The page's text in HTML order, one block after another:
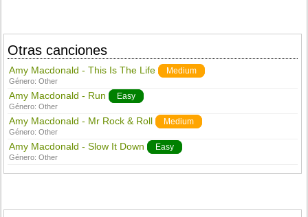
Otras canciones
Amy Macdonald - This Is The Life Medium
Género:Other
Amy Macdonald - Run Easy
Género:Other
Amy Macdonald - Mr Rock & Roll Medium
Género:Other
Amy Macdonald - Slow It Down Easy
Género:Other